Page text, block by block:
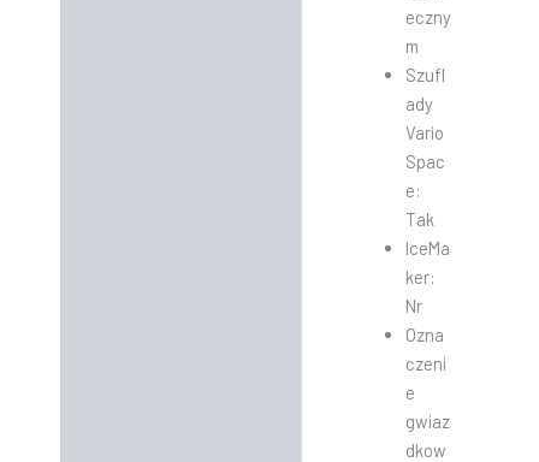
eczny
m
Szufl
ady
Vario
Spac
e:
Tak
IceMa
ker:
Nr
Ozna
czeni
e
gwiaz
dkow